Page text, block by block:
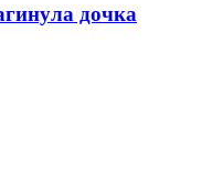
дочка